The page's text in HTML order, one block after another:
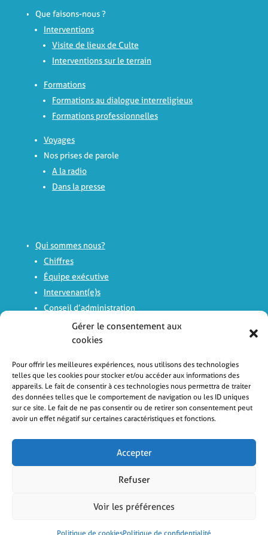
Gérer le consentement aux
cookies
Pour offrir les meilleures expériences, nous utilisons des technologies
telles que les cookies pour stocker et/ou accéder aux informations des
appareils. Le fait de consentir à ces technologies nous permettra de traiter
des données telles que le comportement de navigation ou les ID uniques
sur ce site. Le fait de ne pas consentir ou de retirer son consentement peut
avoir un effet négatif sur certaines caractéristiques et fonctions.
Accepter
Refuser
Voir les préférences
Politique de cookiesPolitique de confidentialité
Que faisons-nous ?
Interventions
Visite de lieux de Culte
Interventions sur le terrain
Formations
Formations au dialogue interreligieux
Formations professionnelles
Voyages
Nos prises de parole
A la radio
Dans la presse
Qui sommes nous?
Chiffres
Équipe exécutive
Intervenant(e)s
Conseil d’administration
Comité d’experts
Histoire
Rapports d’activité
Avis